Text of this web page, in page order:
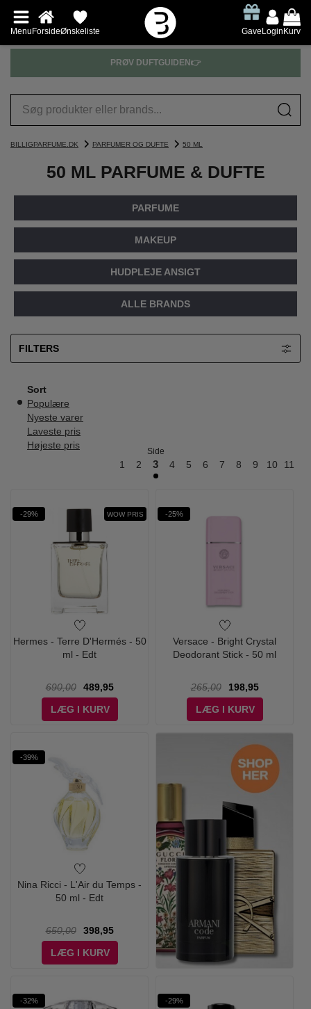
MenuForsideØnskeliste GaveLoginKurv
PRØV DUFTGUIDEN👉
BILLIGPARFUME.DK PARFUMER OG DUFTE 50 ML
50 ML PARFUME & DUFTE
PARFUME
MAKEUP
HUDPLEJE ANSIGT
ALLE BRANDS
FILTERS
Sort
Populære
Nyeste varer
Laveste pris
Højeste pris
Side
1 2 3 4 5 6 7 8 9 10 11
-29% WOW PRIS
Hermes - Terre D'Hermés - 50
ml - Edt
690,00
489,95
LÆG I KURV
-25%
Versace - Bright Crystal
Deodorant Stick - 50 ml
265,00
198,95
LÆG I KURV
-39%
Nina Ricci - L'Air du Temps -
50 ml - Edt
650,00
398,95
LÆG I KURV
-32% -29%